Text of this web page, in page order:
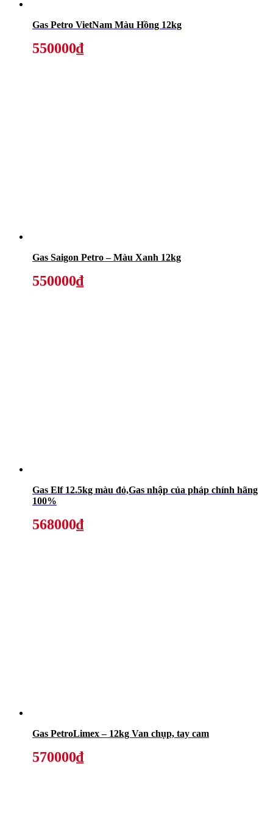
Gas Petro VietNam Màu Hồng 12kg
550000₫
Gas Saigon Petro – Màu Xanh 12kg
550000₫
Gas Elf 12.5kg màu đỏ,Gas nhập của pháp chính hãng
100%
568000₫
Gas PetroLimex – 12kg Van chụp, tay cam
570000₫